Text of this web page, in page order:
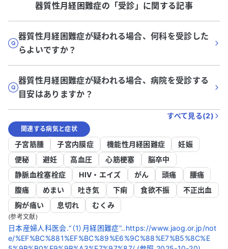
器質性月経困難症の「受診 」に関する記事
器質性月経困難症が疑われる場合、何科を受診した
らよいですか？
器質性月経困難症が疑われる場合、病院を受診する
目安はありますか？
すべて見る(2)
関連する病気と症状
子宮筋腫 子宮内膜症 機能性月経困難症
妊娠
便秘
避妊 高血圧 心筋梗塞
脳卒中
静脈血栓塞栓症
HIV・エイズ がん 頭痛
腰痛
腹痛
めまい 吐き気 下痢 食欲不振
不正出血
胸が痛い
息切れ むくみ
(参考文献)
日本産婦人科医会.“（1）月経困難症”..https://www.jaog.or.jp/not
e/%EF%BC%881%EF%BC%89%E6%9C%88%E7%B5%8C%E